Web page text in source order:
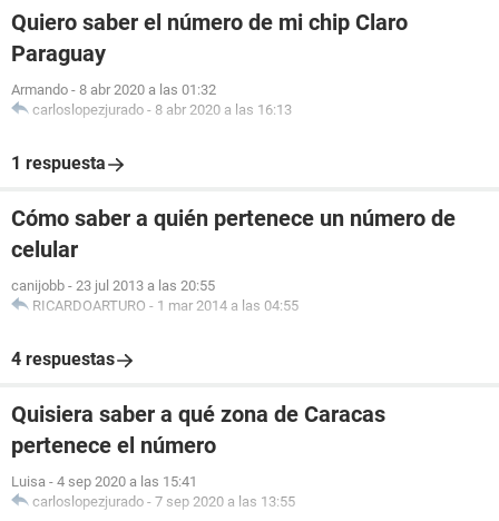
Quiero saber el número de mi chip Claro
Paraguay
Armando - 8 abr 2020 a las 01:32
carloslopezjurado - 8 abr 2020 a las 16:13
1 respuesta
Cómo saber a quién pertenece un número de
celular
canijobb - 23 jul 2013 a las 20:55
RICARDOARTURO - 1 mar 2014 a las 04:55
4 respuestas
Quisiera saber a qué zona de Caracas
pertenece el número
Luisa - 4 sep 2020 a las 15:41
carloslopezjurado - 7 sep 2020 a las 13:55